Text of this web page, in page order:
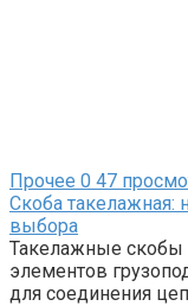
Прочее 0 47
Скоба такелажная:
выбора
Такелажные скобы
элементов
для соединения